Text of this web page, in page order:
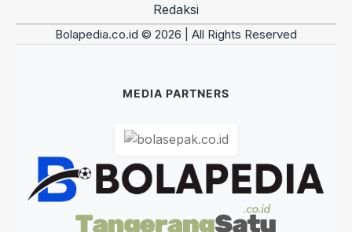
Redaksi
Bolapedia.co.id © 2026 | All Rights Reserved
MEDIA PARTNERS